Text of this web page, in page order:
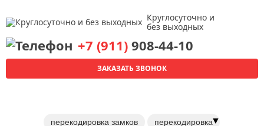
Круглосуточно и
без выходных
+7 (911) 908-44-10
ЗАКАЗАТЬ ЗВОНОК
перекодировка замков
перекодировка▼